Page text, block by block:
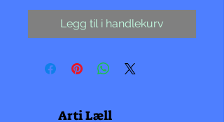
Legg til i handlekurv
Arti Læll